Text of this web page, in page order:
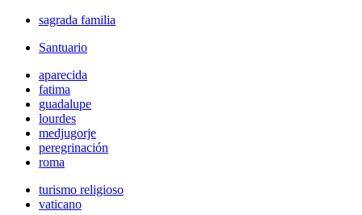
sagrada familia
Santuario
aparecida
fatima
guadalupe
lourdes
medjugorje
peregrinación
roma
turismo religioso
vaticano